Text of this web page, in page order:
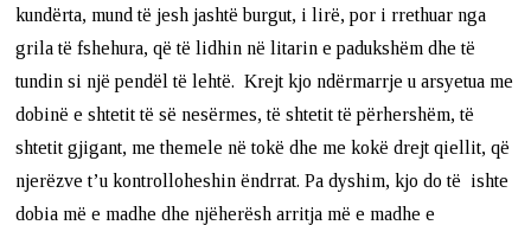
kundërta, mund të jesh jashtë burgut, i lirë, por i rrethuar nga
grila të fshehura, që të lidhin në litarin e padukshëm dhe të
tundin si një pendël të lehtë. Krejt kjo ndërmarrje u arsyetua me
dobinë e shtetit të së nesërmes, të shtetit të përhershëm, të
shtetit gjigant, me themele në tokë dhe me kokë drejt qiellit, që
njerëzve t’u kontrolloheshin ëndrrat. Pa dyshim, kjo do të ishte
dobia më e madhe dhe njëherësh arritja më e madhe e